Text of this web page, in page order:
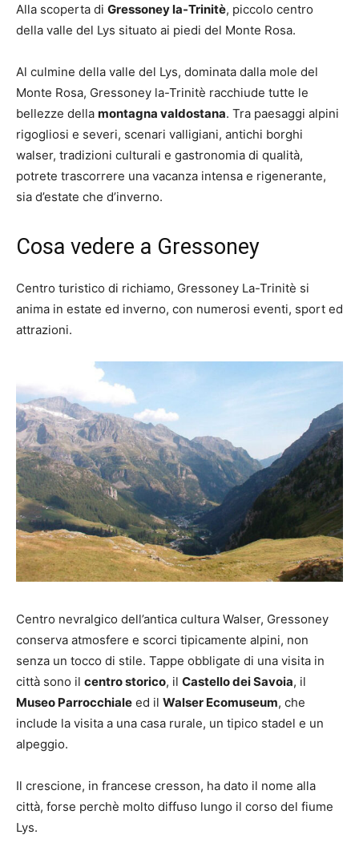
Alla scoperta di Gressoney la-Trinitè, piccolo centro
della valle del Lys situato ai piedi del Monte Rosa.
Al culmine della valle del Lys, dominata dalla mole del
Monte Rosa, Gressoney la-Trinitè racchiude tutte le
bellezze della montagna valdostana. Tra paesaggi alpini
rigogliosi e severi, scenari valligiani, antichi borghi
walser, tradizioni culturali e gastronomia di qualità,
potrete trascorrere una vacanza intensa e rigenerante,
sia d’estate che d’inverno.
Cosa vedere a Gressoney
Centro turistico di richiamo, Gressoney La-Trinitè si
anima in estate ed inverno, con numerosi eventi, sport ed
attrazioni.
Centro nevralgico dell’antica cultura Walser, Gressoney
conserva atmosfere e scorci tipicamente alpini, non
senza un tocco di stile. Tappe obbligate di una visita in
città sono il centro storico, il Castello dei Savoia, il
Museo Parrocchiale ed il Walser Ecomuseum, che
include la visita a una casa rurale, un tipico stadel e un
alpeggio.
Il crescione, in francese cresson, ha dato il nome alla
città, forse perchè molto diffuso lungo il corso del fiume
Lys.